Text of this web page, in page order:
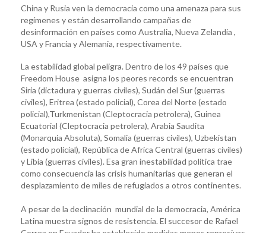
China y Rusia ven la democracia como una amenaza para sus
regímenes y están desarrollando campañas de
desinformación en países como Australia, Nueva Zelandia ,
USA y Francia y Alemania, respectivamente.
La estabilidad global peligra. Dentro de los 49 países que
Freedom House asigna los peores records se encuentran
Siria (dictadura y guerras civiles), Sudán del Sur (guerras
civiles), Eritrea (estado policial), Corea del Norte (estado
policial),Turkmenistan (Cleptocracia petrolera), Guinea
Ecuatorial (Cleptocracia petrolera), Arabia Saudita
(Monarquia Absoluta), Somalia (guerras civiles), Uzbekistan
(estado policial), República de Africa Central (guerras civiles)
y Libia (guerras civiles). Esa gran inestabilidad política trae
como consecuencia las crisis humanitarias que generan el
desplazamiento de miles de refugiados a otros continentes.
A pesar de la declinación mundial de la democracia, América
Latina muestra signos de resistencia. El succesor de Rafael